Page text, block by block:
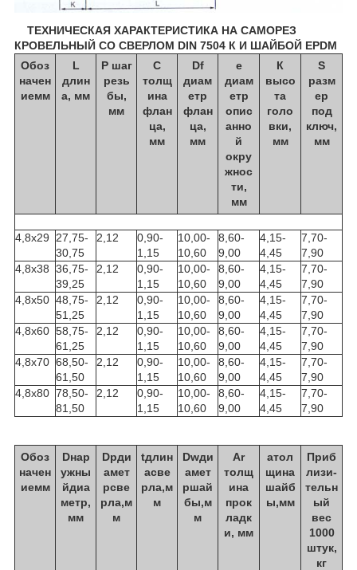
ТЕХНИЧЕСКАЯ ХАРАКТЕРИСТИКА НА САМОРЕЗ
КРОВЕЛЬНЫЙ СО СВЕРЛОМ DIN 7504 К И ШАЙБОЙ EPDM
Обоз
начен
иемм
L
длин
а, мм
Р шаг
резь
бы,
мм
С
толщ
ина
флан
ца,
мм
Df
диам
етр
флан
ца,
мм
е
диам
етр
опис
анно
й
окру
жнос
ти,
мм
К
высо
та
голо
вки,
мм
S
разм
ер
под
ключ,
мм
4,8х29
27,75-
30,75
2,12
0,90-
1,15
10,00-
10,60
8,60-
9,00
4,15-
4,45
7,70-
7,90
4,8х38 36,75-
39,25
2,12
0,90-
1,15
10,00-
10,60
8,60-
9,00
4,15-
4,45
7,70-
7,90
4,8х50 48,75-
51,25
2,12
0,90-
1,15
10,00-
10,60
8,60-
9,00
4,15-
4,45
7,70-
7,90
4,8х60 58,75-
61,25
2,12
0,90-
1,15
10,00-
10,60
8,60-
9,00
4,15-
4,45
7,70-
7,90
4,8х70 68,50-
61,50
2,12
0,90-
1,15
10,00-
10,60
8,60-
9,00
4,15-
4,45
7,70-
7,90
4,8х80 78,50-
81,50
2,12
0,90-
1,15
10,00-
10,60
8,60-
9,00
4,15-
4,45
7,70-
7,90
Обоз
начен
иемм
Dнар
ужны
йдиа
метр,
мм
Dpди
амет
рсве
рла,м
м
tдлин
асве
рла,м
м
Dwди
амет
ршай
бы,м
м
Аr
толщ
ина
прок
ладк
и, мм
атол
щина
шайб
ы,мм
Приб
лизи-
тельн
ый
вес
1000
штук,
кг